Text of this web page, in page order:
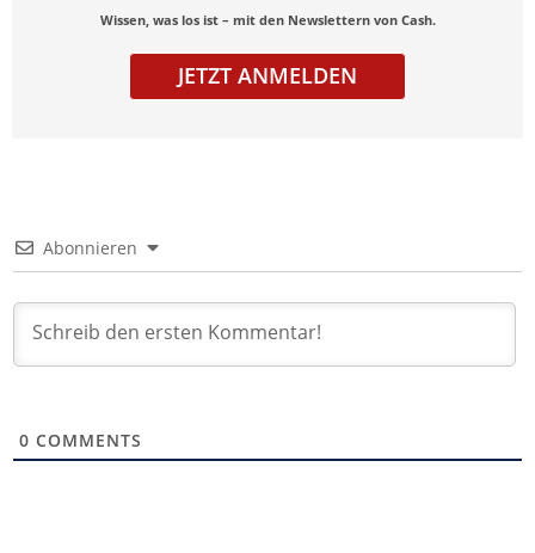
Wissen, was los ist – mit den Newslettern von Cash.
JETZT ANMELDEN
Abonnieren
0 COMMENTS